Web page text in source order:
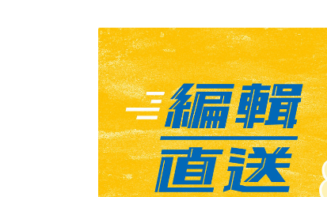
吐」。新北土城區承天路巷弄側溝也被
品加工廠排廢水。（聯合新聞網報導）